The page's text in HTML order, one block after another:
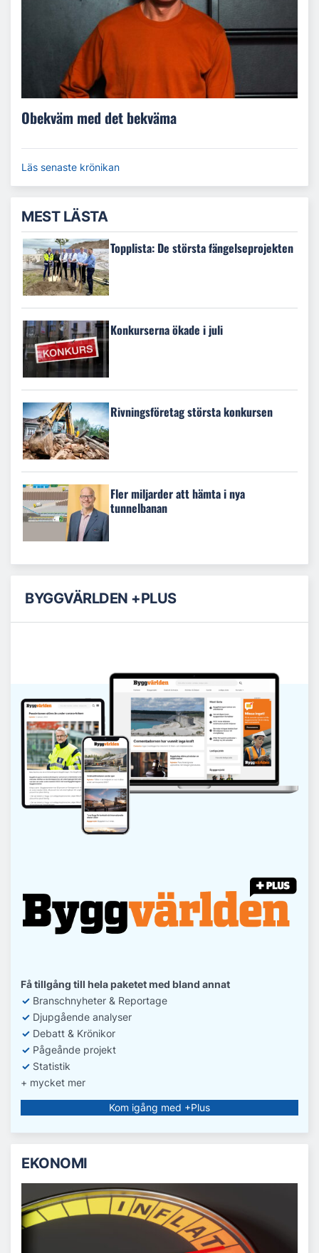
Obekväm med det bekväma
Läs senaste krönikan
MEST LÄSTA
Topplista: De största fängelseprojekten
Konkurserna ökade i juli
Rivningsföretag största konkursen
Fler miljarder att hämta i nya
tunnelbanan
BYGGVÄRLDEN +PLUS
Få tillgång till hela paketet med bland annat
✓ Branschnyheter & Reportage
✓ Djupgående analyser
✓ Debatt & Krönikor
✓ Pågeånde projekt
✓ Statistik
+ mycket mer
Kom igång med +Plus
EKONOMI